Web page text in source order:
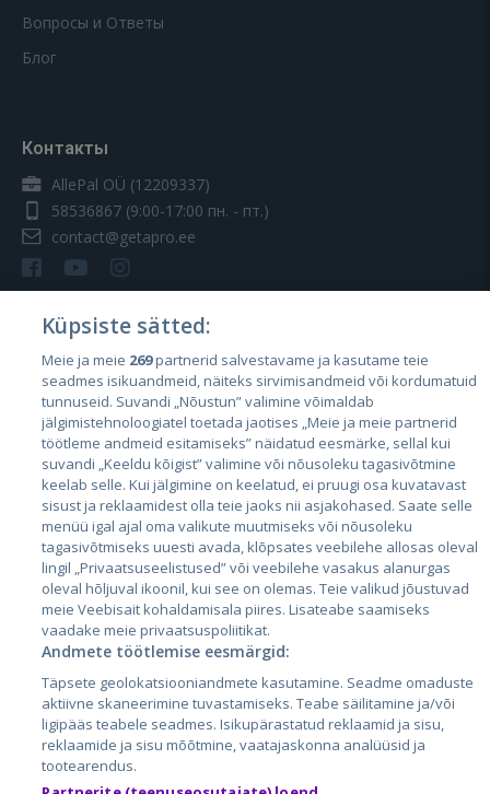
Вопросы и Ответы
Блог
Контакты
AllePal OÜ (12209337)
58536867 (9:00-17:00 пн. - пт.)
contact@getapro.ee
Страны
Эстония
Латвия
Литва
City24.lv
City24.ee
GetaPro.lv
GetaPro.ee
CVbankas.lt
Kainos.lt
Paslaugos.lt
auto24.ee
Küpsiste sätted:
Meie ja meie 269partnerid salvestavame ja kasutame teie
seadmes isikuandmeid, näiteks sirvimisandmeid või kordumatuid
tunnuseid. Suvandi „Nõustun” valimine võimaldab
jälgimistehnoloogiatel toetada jaotises „Meie ja meie partnerid
töötleme andmeid esitamiseks” näidatud eesmärke, sellal kui
suvandi „Keeldu kõigist” valimine või nõusoleku tagasivõtmine
keelab selle. Kui jälgimine on keelatud, ei pruugi osa kuvatavast
sisust ja reklaamidest olla teie jaoks nii asjakohased. Saate selle
menüü igal ajal oma valikute muutmiseks või nõusoleku
tagasivõtmiseks uuesti avada, klõpsates veebilehe allosas oleval
lingil „Privaatsuseelistused” või veebilehe vasakus alanurgas
oleval hõljuval ikoonil, kui see on olemas. Teie valikud jõustuvad
meie Veebisait kohaldamisala piires. Lisateabe saamiseks
vaadake meie privaatsuspoliitikat.
Andmete töötlemise eesmärgid:
Täpsete geolokatsiooniandmete kasutamine. Seadme omaduste
aktiivne skaneerimine tuvastamiseks. Teabe säilitamine ja/või
ligipääs teabele seadmes. Isikupärastatud reklaamid ja sisu,
reklaamide ja sisu mõõtmine, vaatajaskonna analüüsid ja
tootearendus.